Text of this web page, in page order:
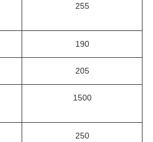
255
190
205
1500
250